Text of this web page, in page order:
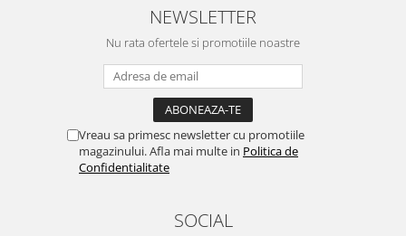
NEWSLETTER
Nu rata ofertele si promotiile noastre
Vreau sa primesc newsletter cu promotiile
magazinului. Afla mai multe in Politica de
Confidentialitate
SOCIAL